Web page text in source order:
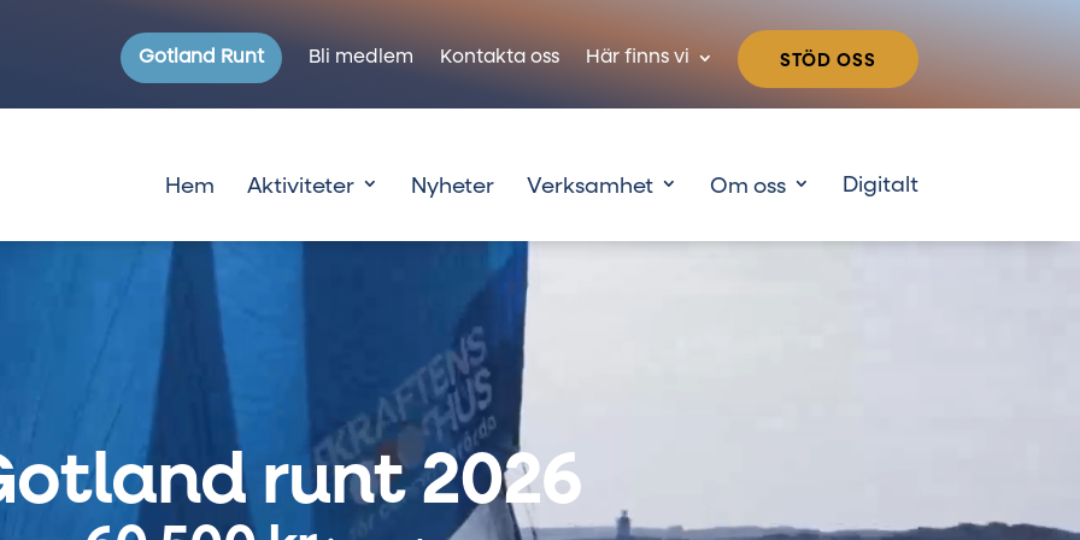
STÖD OSS
Gotland Runt Bli medlem Kontakta oss Här finns vi
Hem Aktiviteter Nyheter Verksamhet Om oss
runt 2026